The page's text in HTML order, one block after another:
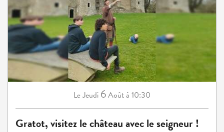
LeJeudi 6Aoûtà 10:30
Gratot, visitez le château avec le seigneur !